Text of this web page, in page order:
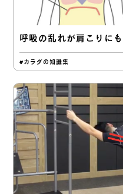
呼吸の乱れが肩こりに
#カラダの知識集